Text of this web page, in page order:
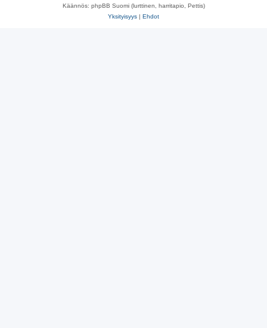
Käännös: phpBB Suomi (lurttinen, harritapio, Pettis)
Yksityisyys | Ehdot